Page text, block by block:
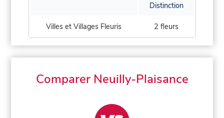
Distinction
Villes et Villages Fleuris 2 fleurs
Comparer Neuilly-Plaisance